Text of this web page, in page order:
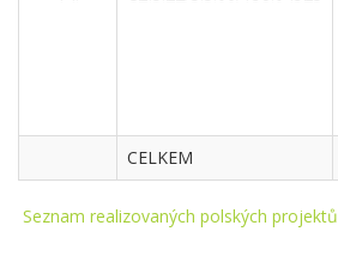
CELKEM
Seznam realizovaných polských projektů